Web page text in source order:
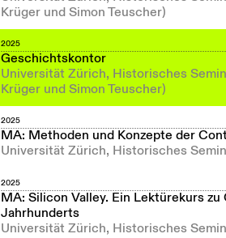
Krüger und Simon Teuscher)
2025
Geschichtskontor
Universität Zürich, Historisches
Krüger und Simon Teuscher)
2025
MA: Methoden und Konzepte der
Universität Zürich, Historisches
2025
MA: Silicon Valley. Ein Lektürekurs
Jahrhunderts
Universität Zürich, Historisches